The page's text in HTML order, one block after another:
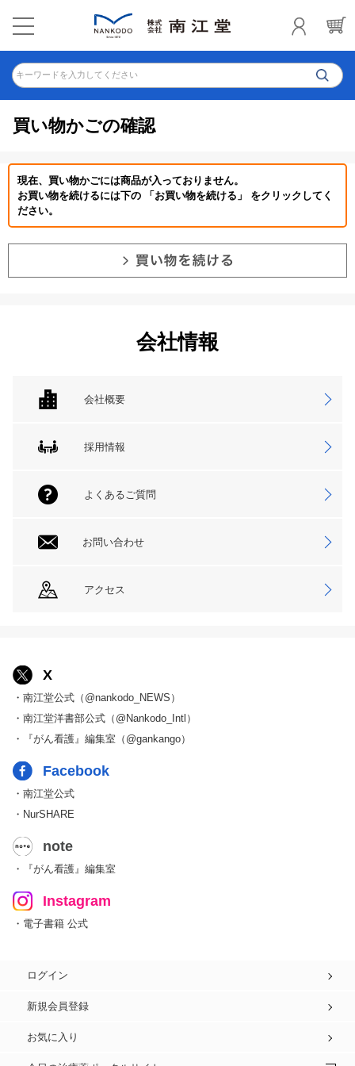
キーワードを入力してください
買い物かごの確認
現在、買い物かごには商品が入っておりません。
お買い物を続けるには下の 「お買い物を続ける」 をクリックしてく
ださい。
会社情報
会社概要
採用情報
よくあるご質問
お問い合わせ
アクセス
X
・南江堂公式（@nankodo_NEWS）
・南江堂洋書部公式（@Nankodo_Intl）
・『がん看護』編集室（@gankango）
Facebook
・南江堂公式
・NurSHARE
note
・『がん看護』編集室
Instagram
・電子書籍 公式
ログイン
新規会員登録
お気に入り